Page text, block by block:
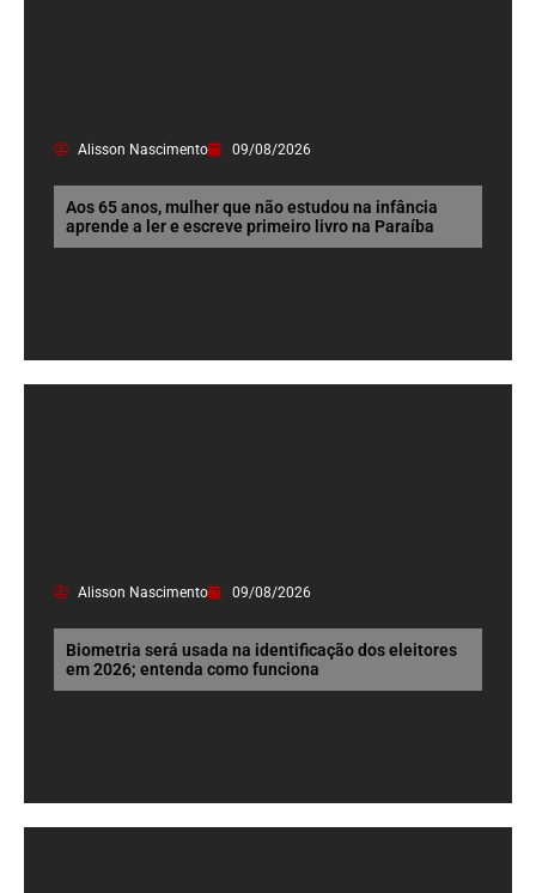
Alisson Nascimento 09/08/2026
Aos 65 anos, mulher que não estudou na infância
aprende a ler e escreve primeiro livro na Paraíba
Alisson Nascimento 09/08/2026
Biometria será usada na identificação dos eleitores
em 2026; entenda como funciona